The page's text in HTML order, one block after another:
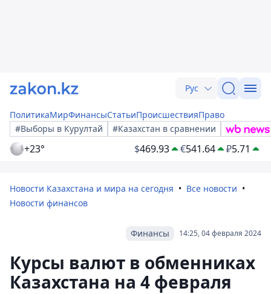
Рус
ПолитикаМирФинансыСтатьиПроисшествияПраво
#Выборы в Курултай
#Казахстан в сравнении
+23° $469.93 €541.64 ₽5.71
Новости Казахстана и мира на сегодня
Все новости
Новости финансов
14:25, 04 февраля 2024
Финансы
Курсы валют в обменниках
Казахстана на 4 февраля